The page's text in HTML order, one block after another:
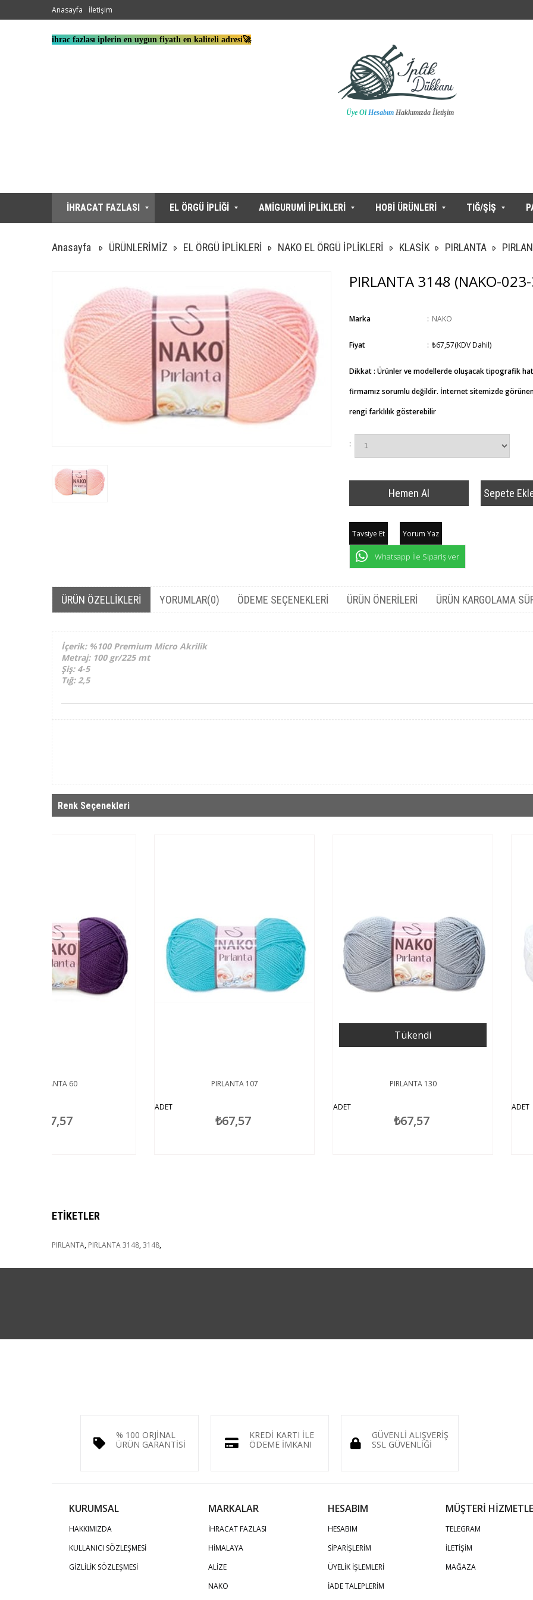
ihrac fazlası iplerin en uygun fiyatlı en kaliteli adresi🚀
Üye Ol Hesabım Hakkımızda İletişim
Anasayfa İletişim
İHRACAT FAZLASI EL ÖRGÜ İPLİĞİ AMİGURUMİ İPLİKLERİ HOBİ ÜRÜNLERİ TIĞ/ŞİŞ
Anasayfa ÜRÜNLERİMİZ EL ÖRGÜ İPLİKLERİ NAKO EL ÖRGÜ İPLİKLERİ KLASİK PIRLANTA
PIRLANTA 3148 (NAKO-
Marka : NAKO
Fiyat : ₺67,57(KDV Dahil)
Dikkat : Ürünler ve modellerde oluşacak tipografik
firmamız sorumlu değildir. İnternet sitemizde
rengi farklılık gösterebilir
:
Tavsiye Et Yorum Yaz
Whatsapp İle Sipariş ver
ÜRÜN ÖZELLIKLERI YORUMLAR(0) ÖDEME SEÇENEKLERI ÜRÜN ÖNERILERI ÜRÜN KARGOLAMA
İçerik: %100 Premium Micro Akrilik
Metraj: 100 gr/225 mt
Şiş: 4-5
Tığ: 2,5
Renk Seçenekleri
ETIKETLER
PIRLANTA, PIRLANTA 3148,3148,
% 100 ORJİNAL
ÜRÜN GARANTİSİ
KREDİ KARTI İLE
ÖDEME İMKANI
GÜVENLİ ALIŞVERİŞ
SSL GÜVENLİĞİ
KURUMSAL
HAKKIMIZDA
KULLANICI SÖZLEŞMESİ
GİZLİLİK SÖZLEŞMESİ
MARKALAR
İHRACAT FAZLASI
HİMALAYA
ALİZE
NAKO
HESABIM
HESABIM
SİPARİŞLERİM
ÜYELİK İŞLEMLERİ
İADE TALEPLERİM
MÜŞTERİ
TELEGRAM
İLETİŞİM
MAĞAZA